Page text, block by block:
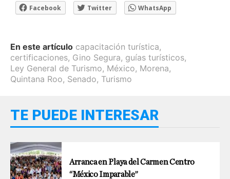
Facebook Twitter WhatsApp
En este artículo capacitación turística,
certificaciones, Gino Segura, guías turísticos,
Ley General de Turismo, México, Morena,
Quintana Roo, Senado, Turismo
TE PUEDE INTERESAR
Arranca en Playa del Carmen Centro
“México Imparable”